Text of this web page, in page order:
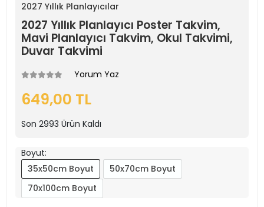
2027 Yıllık Planlayıcılar
2027 Yıllık Planlayıcı Poster Takvim,
Mavi Planlayıcı Takvim, Okul Takvimi,
Duvar Takvimi
Yorum Yaz
649,00 TL
Son 2993 Ürün Kaldı
Boyut:
35x50cm Boyut
50x70cm Boyut
70x100cm Boyut